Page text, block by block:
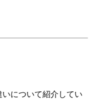
について紹介してい